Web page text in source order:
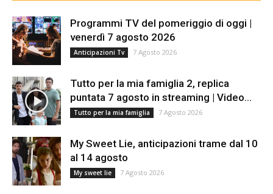
Programmi TV del pomeriggio di oggi |
venerdì 7 agosto 2026
Anticipazioni Tv 7 Agosto 2026
Tutto per la mia famiglia 2, replica
puntata 7 agosto in streaming | Video...
Tutto per la mia famiglia 7 Agosto 2026
My Sweet Lie, anticipazioni trame dal 10
al 14 agosto
My sweet lie 7 Agosto 2026